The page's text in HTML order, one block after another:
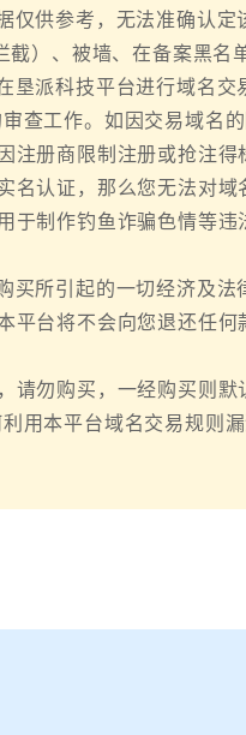
仅供参考，无法准确认
）、被墙、在备案黑名
垦派科技平台进行域名
查工作。如因交易域名
注册商限制注册或抢注得
名认证，那么您无法对域
于制作钓鱼诈骗色情等
买所引起的一切经济及法
平台将不会向您退还任
请勿购买，一经购买则默
用本平台域名交易规则